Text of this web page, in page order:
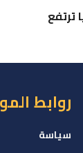
ترتفع
روابط
سياسة